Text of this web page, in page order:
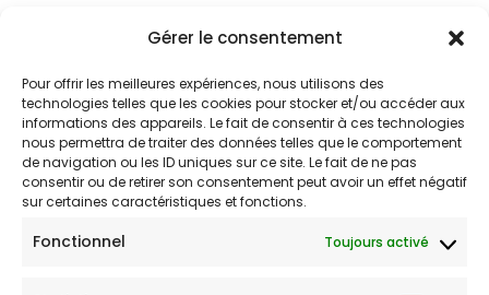
Gérer le consentement
Pour offrir les meilleures expériences, nous utilisons des
technologies telles que les cookies pour stocker et/ou accéder aux
informations des appareils. Le fait de consentir à ces technologies
nous permettra de traiter des données telles que le comportement
de navigation ou les ID uniques sur ce site. Le fait de ne pas
consentir ou de retirer son consentement peut avoir un effet négatif
sur certaines caractéristiques et fonctions.
Fonctionnel Toujours activé
Catégories
Non classé